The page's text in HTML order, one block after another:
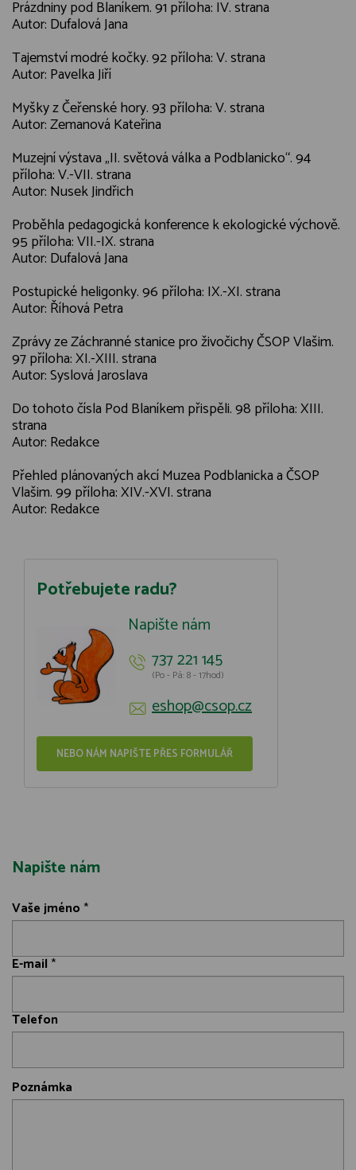
Prázdniny pod Blaníkem. 91 příloha: IV. strana
Autor: Dufalová Jana
Tajemství modré kočky. 92 příloha: V. strana
Autor: Pavelka Jiří
Myšky z Čeřenské hory. 93 příloha: V. strana
Autor: Zemanová Kateřina
Muzejní výstava „II. světová válka a Podblanicko“. 94
příloha: V.-VII. strana
Autor: Nusek Jindřich
Proběhla pedagogická konference k ekologické výchově.
95 příloha: VII.-IX. strana
Autor: Dufalová Jana
Postupické heligonky. 96 příloha: IX.-XI. strana
Autor: Říhová Petra
Zprávy ze Záchranné stanice pro živočichy ČSOP Vlašim.
97 příloha: XI.-XIII. strana
Autor: Syslová Jaroslava
Do tohoto čísla Pod Blaníkem přispěli. 98 příloha: XIII.
strana
Autor: Redakce
Přehled plánovaných akcí Muzea Podblanicka a ČSOP
Vlašim. 99 příloha: XIV.-XVI. strana
Autor: Redakce
Potřebujete radu?
Napište nám
737 221 145
(Po - Pá: 8 - 17hod)
eshop@csop.cz
NEBO NÁM NAPIŠTE PŘES FORMULÁŘ
Napište nám
Vaše jméno *
E-mail *
Telefon
Poznámka